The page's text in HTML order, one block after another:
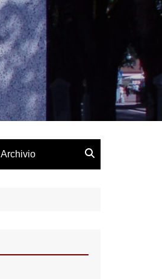
Archivio